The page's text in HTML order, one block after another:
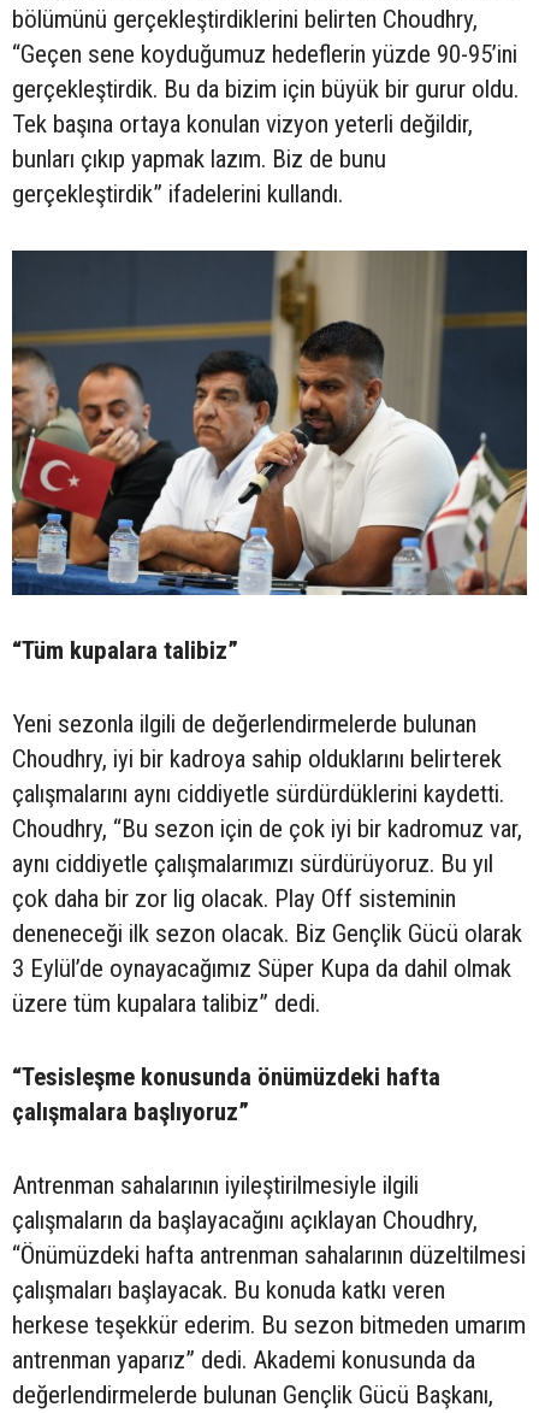
bölümünü gerçekleştirdiklerini belirten Choudhry,
“Geçen sene koyduğumuz hedeflerin yüzde 90-95’ini
gerçekleştirdik. Bu da bizim için büyük bir gurur oldu.
Tek başına ortaya konulan vizyon yeterli değildir,
bunları çıkıp yapmak lazım. Biz de bunu
gerçekleştirdik” ifadelerini kullandı.
“Tüm kupalara talibiz”
Yeni sezonla ilgili de değerlendirmelerde bulunan
Choudhry, iyi bir kadroya sahip olduklarını belirterek
çalışmalarını aynı ciddiyetle sürdürdüklerini kaydetti.
Choudhry, “Bu sezon için de çok iyi bir kadromuz var,
aynı ciddiyetle çalışmalarımızı sürdürüyoruz. Bu yıl
çok daha bir zor lig olacak. Play Off sisteminin
deneneceği ilk sezon olacak. Biz Gençlik Gücü olarak
3 Eylül’de oynayacağımız Süper Kupa da dahil olmak
üzere tüm kupalara talibiz” dedi.
“Tesisleşme konusunda önümüzdeki hafta
çalışmalara başlıyoruz”
Antrenman sahalarının iyileştirilmesiyle ilgili
çalışmaların da başlayacağını açıklayan Choudhry,
“Önümüzdeki hafta antrenman sahalarının düzeltilmesi
çalışmaları başlayacak. Bu konuda katkı veren
herkese teşekkür ederim. Bu sezon bitmeden umarım
antrenman yaparız” dedi. Akademi konusunda da
değerlendirmelerde bulunan Gençlik Gücü Başkanı,